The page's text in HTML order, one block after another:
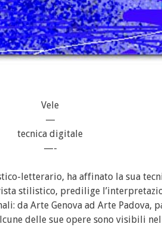
Vele
—
tecnica digitale
—-
letterario, ha affinato la sua
stilistico, predilige
da Arte Genova ad Arte Padova,
delle sue opere sono visibili